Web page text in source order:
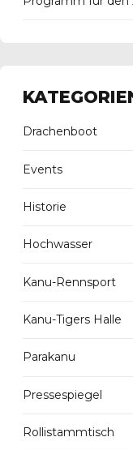
Drachenboot
Events
Historie
Hochwasser
Kanu-Rennsport
Kanu-Tigers Halle
Parakanu
Pressespiegel
Rollistammtisch